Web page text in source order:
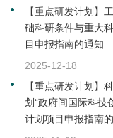
【重点研发计划】
础科研条件与重大
目申报指南的通知
2025-12-18
【重点研发计划】
划“政府间国际科技
计划项目申报指南